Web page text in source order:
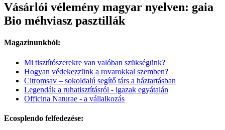
Vásárlói vélemény magyar nyelven: gaia
Bio méhviasz pasztillák
Magazinunkból:
Mi tisztítószerekre van valóban szükségünk?
Hogyan védekezzünk a rovarokkal szemben?
Citromsav – sokoldalú segítő társ a háztartásban
Legendák a ruhatisztításról - igazak egyátalán
Officina Naturae - a vállalkozás
Ecosplendo felfedezése: